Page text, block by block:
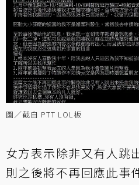
圖／截自 PTT LOL板
女方表示除非又有人跳
則之後將不再回應此事